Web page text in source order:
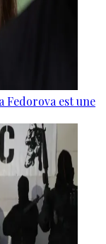
Fedorova est une